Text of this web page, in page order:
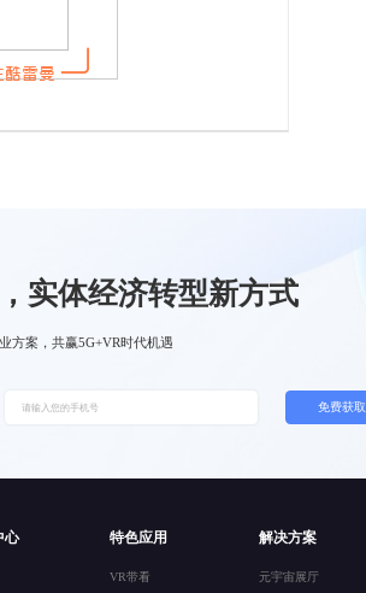
实体经济转型新方式
方案，共赢5G+VR时代机遇
免费获取
心 特色应用
VR带看
解决方案
元宇宙展厅